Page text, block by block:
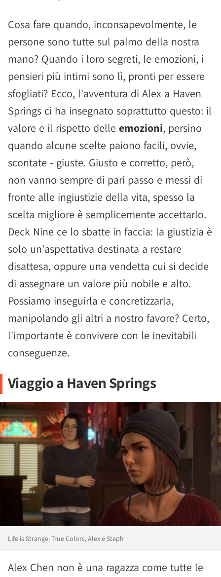
Cosa fare quando, inconsapevolmente, le
persone sono tutte sul palmo della nostra
mano? Quando i loro segreti, le emozioni, i
pensieri più intimi sono lì, pronti per essere
sfogliati? Ecco, l'avventura di Alex a Haven
Springs ci ha insegnato soprattutto questo: il
valore e il rispetto delle emozioni, persino
quando alcune scelte paiono facili, ovvie,
scontate - giuste. Giusto e corretto, però,
non vanno sempre di pari passo e messi di
fronte alle ingiustizie della vita, spesso la
scelta migliore è semplicemente accettarlo.
Deck Nine ce lo sbatte in faccia: la giustizia è
solo un'aspettativa destinata a restare
disattesa, oppure una vendetta cui si decide
di assegnare un valore più nobile e alto.
Possiamo inseguirla e concretizzarla,
manipolando gli altri a nostro favore? Certo,
l'importante è convivere con le inevitabili
conseguenze.
Viaggio a Haven Springs
Life is Strange: True Colors, Alex e Steph
Alex Chen non è una ragazza come tutte le